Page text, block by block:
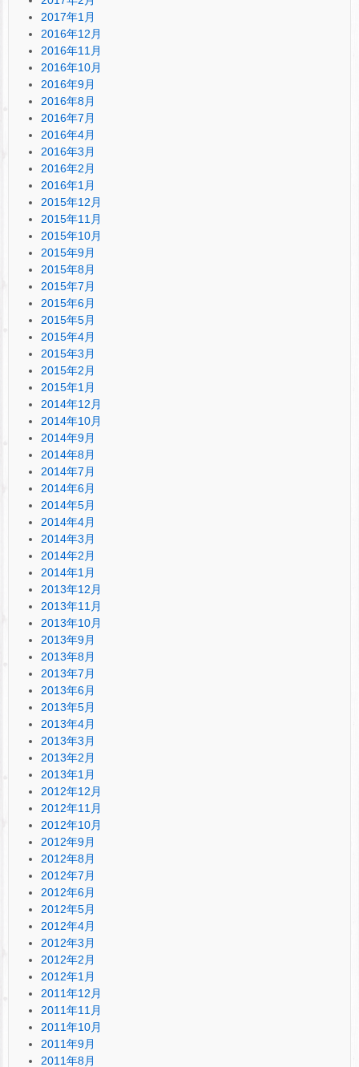
2017年1月
2016年12月
2016年11月
2016年10月
2016年9月
2016年8月
2016年7月
2016年4月
2016年3月
2016年2月
2016年1月
2015年12月
2015年11月
2015年10月
2015年9月
2015年8月
2015年7月
2015年6月
2015年5月
2015年4月
2015年3月
2015年2月
2015年1月
2014年12月
2014年10月
2014年9月
2014年8月
2014年7月
2014年6月
2014年5月
2014年4月
2014年3月
2014年2月
2014年1月
2013年12月
2013年11月
2013年10月
2013年9月
2013年8月
2013年7月
2013年6月
2013年5月
2013年4月
2013年3月
2013年2月
2013年1月
2012年12月
2012年11月
2012年10月
2012年9月
2012年8月
2012年7月
2012年6月
2012年5月
2012年4月
2012年3月
2012年2月
2012年1月
2011年12月
2011年11月
2011年10月
2011年9月
2011年8月